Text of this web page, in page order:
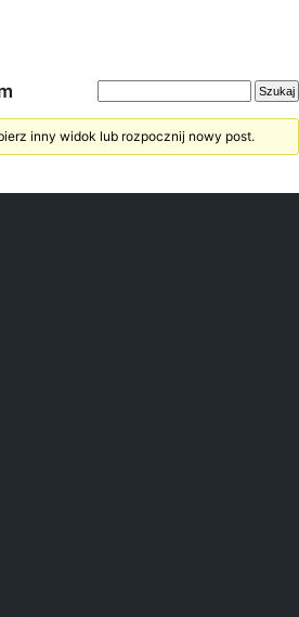
inny widok lub rozpocznij nowy post.